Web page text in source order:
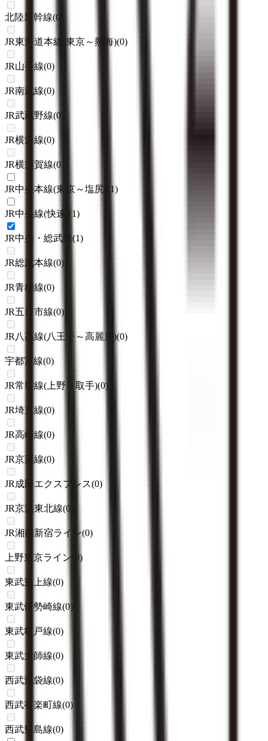
北陸新幹線(0
JR東海道本線(東京～熱海)(0)
JR山手線(0)
JR南武線(0)
JR武蔵野線(0
JR横浜線(0)
JR横須賀線(0)
JR中央本線(東京～塩尻) 1)
JR中央線(快速) (1)
JR中央・総武線(1)
JR総武本線(0)
JR青梅線(0)
JR五日市線(0)
JR八高線(八王子～高麗川)(0)
宇都宮線(0)
JR常磐線(上野～取手)(0)
JR埼京線(0)
JR高崎線(0)
JR京葉線(0)
JR成田エクスプレス(0)
JR京浜東北線(0
JR湘南新宿ライン(0)
上野東京ライン 0)
東武東上線(0)
東武伊勢崎線(0)
東武亀戸線(0)
東武大師線(0)
西武池袋線(0)
西武有楽町線(0)
西武豊島線(0)